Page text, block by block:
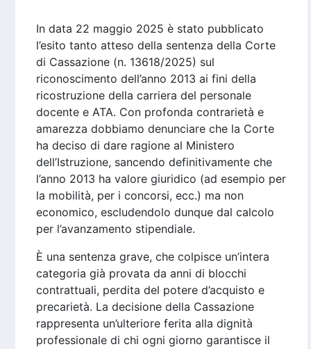
In data 22 maggio 2025 è stato pubblicato
l’esito tanto atteso della sentenza della Corte
di Cassazione (n. 13618/2025) sul
riconoscimento dell’anno 2013 ai fini della
ricostruzione della carriera del personale
docente e ATA. Con profonda contrarietà e
amarezza dobbiamo denunciare che la Corte
ha deciso di dare ragione al Ministero
dell’Istruzione, sancendo definitivamente che
l’anno 2013 ha valore giuridico (ad esempio per
la mobilità, per i concorsi, ecc.) ma non
economico, escludendolo dunque dal calcolo
per l’avanzamento stipendiale.
È una sentenza grave, che colpisce un’intera
categoria già provata da anni di blocchi
contrattuali, perdita del potere d’acquisto e
precarietà. La decisione della Cassazione
rappresenta un’ulteriore ferita alla dignità
professionale di chi ogni giorno garantisce il